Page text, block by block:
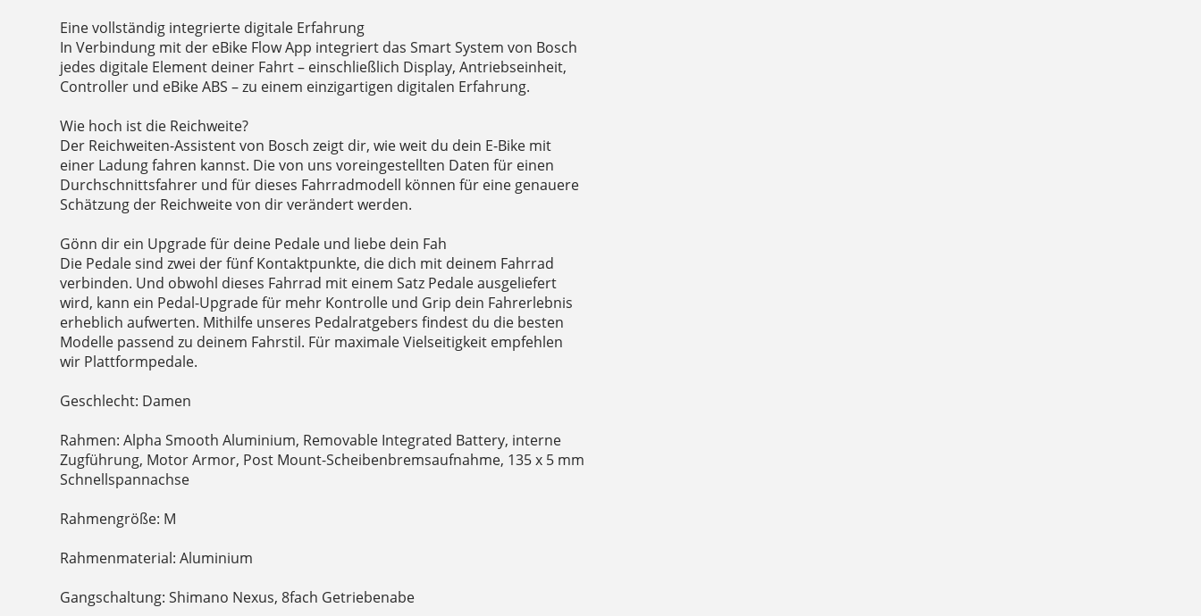
Eine vollständig integrierte digitale Erfahrung
In Verbindung mit der eBike Flow App integriert das Smart System von Bosch
jedes digitale Element deiner Fahrt – einschließlich Display, Antriebseinheit,
Controller und eBike ABS – zu einem einzigartigen digitalen Erfahrung.
Wie hoch ist die Reichweite?
Der Reichweiten-Assistent von Bosch zeigt dir, wie weit du dein E-Bike mit
einer Ladung fahren kannst. Die von uns voreingestellten Daten für einen
Durchschnittsfahrer und für dieses Fahrradmodell können für eine genauere
Schätzung der Reichweite von dir verändert werden.
Gönn dir ein Upgrade für deine Pedale und liebe dein Fah
Die Pedale sind zwei der fünf Kontaktpunkte, die dich mit deinem Fahrrad
verbinden. Und obwohl dieses Fahrrad mit einem Satz Pedale ausgeliefert
wird, kann ein Pedal-Upgrade für mehr Kontrolle und Grip dein Fahrerlebnis
erheblich aufwerten. Mithilfe unseres Pedalratgebers findest du die besten
Modelle passend zu deinem Fahrstil. Für maximale Vielseitigkeit empfehlen
wir Plattformpedale.
Geschlecht: Damen
Rahmen: Alpha Smooth Aluminium, Removable Integrated Battery, interne
Zugführung, Motor Armor, Post Mount-Scheibenbremsaufnahme, 135 x 5 mm
Schnellspannachse
Rahmengröße: M
Rahmenmaterial: Aluminium
Gangschaltung: Shimano Nexus, 8fach Getriebenabe